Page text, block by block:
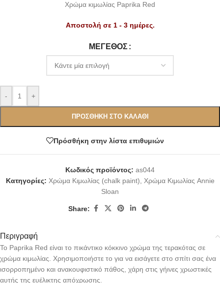
Χρώμα κιμωλίας Paprika Red
Αποστολή σε 1 - 3 ημέρες.
ΜΈΓΕΘΟΣ
- +
ΠΡΟΣΘΉΚΗ ΣΤΟ ΚΑΛΆΘΙ
Alternative:
Πρόσθήκη στην λίστα επιθυμιών
Κωδικός προϊόντος: as044
Κατηγορίες: Χρώμα Κιμωλίας (chalk paint)
Χρώμα Κιμωλίας Annie
Sloan
Share:
Περιγραφή
Το Paprika Red είναι το πικάντικο κόκκινο χρώμα της τερακότας σε
χρώμα κιμωλίας. Χρησιμοποιήστε το για να εισάγετε στο σπίτι σας ένα
ισορροπημένο και ανακουφιστικό πάθος, χάρη στις γήινες χρωστικές
αυτής της ευέλικτης απόχρωσης.